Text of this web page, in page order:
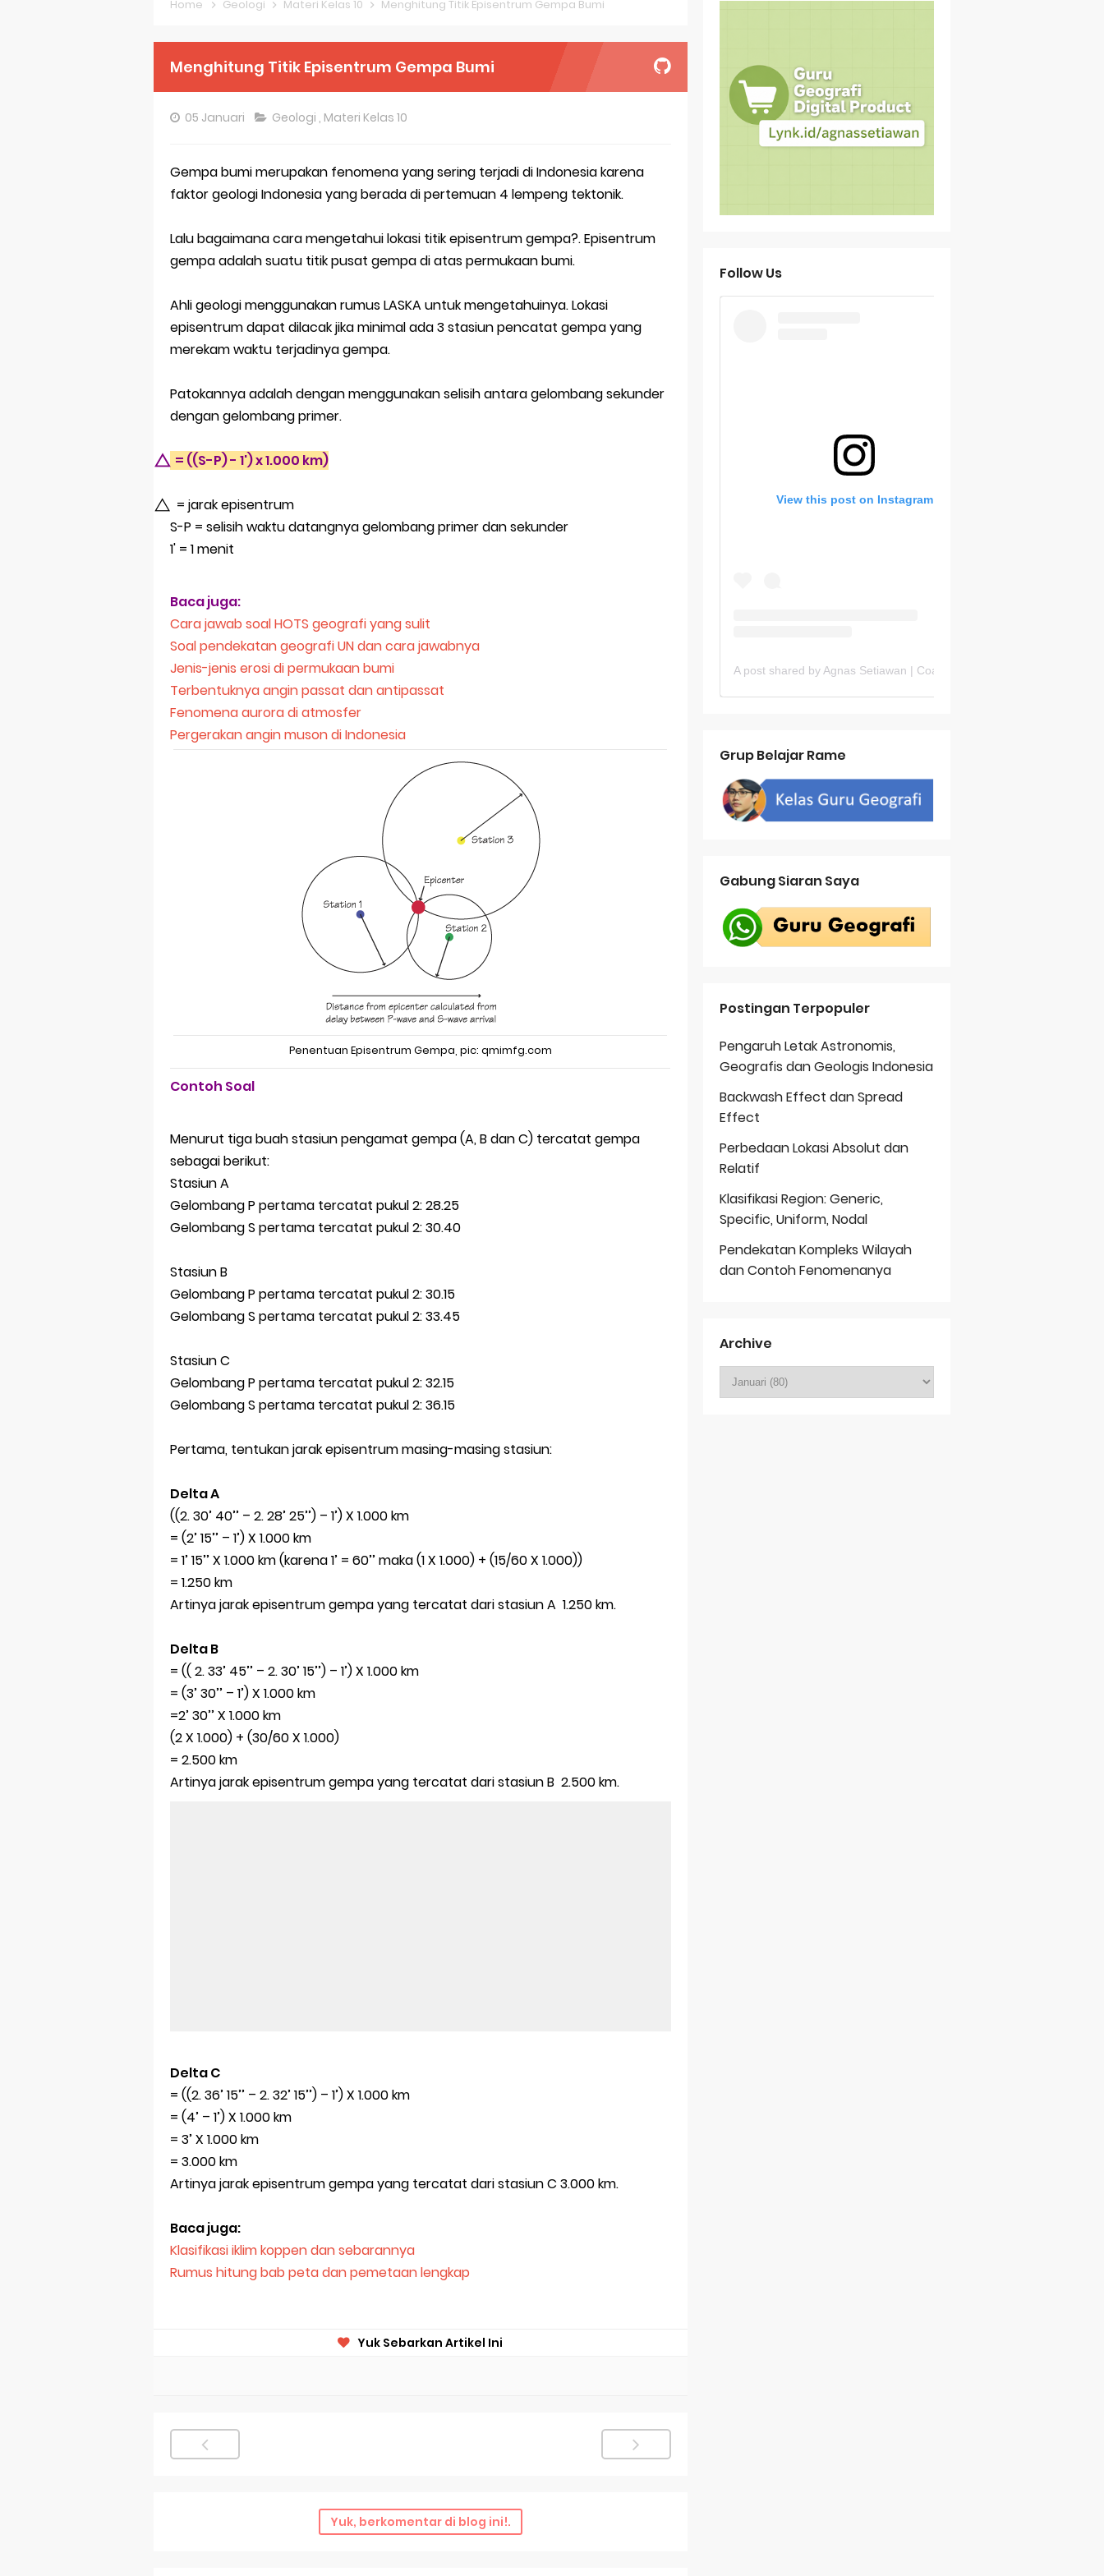
Pembahasan Soal OSN-K Geografi 2025 No 21-25
Pembahasan Soal OSN-K Geografi 2025 No 6-10
Pembahasan Soal OSN-K Geografi 2025 No 1-5
Bocoran 150 Bank Soal Dasar OSN Geografi 2026 Part 1 [Wajib Baca]
Bencana Banjir Bandang di Sumatra Salah Manusia
Gratis, Pre Test Online Calon Pejuang OSN Geografi 2026
50 Latihan Prediksi Soal TKA Sosiologi 2025 + Kunci
Latihan Soal TKA Geografi 2025 Topik Analisa Informasi Geospasial
STOP Belajar Geografi Pakai Cara Lama! 😤 TKA 2025 Beda Level. Kuasai 150 Bank Soal HOTS Sekarang!
3 Jurus Sakti Menaklukkan Soal TKA Geografi [Wajib Baca]
Home Geologi Materi Kelas 10 Menghitung Titik Episentrum Gempa Bumi
Menghitung Titik Episentrum Gempa Bumi
05 Januari Geologi , Materi Kelas 10
Gempa bumi merupakan fenomena yang sering terjadi di Indonesia karena
faktor geologi Indonesia yang berada di pertemuan 4 lempeng tektonik.
Lalu bagaimana cara mengetahui lokasi titik episentrum gempa?. Episentrum
gempa adalah suatu titik pusat gempa di atas permukaan bumi.
Ahli geologi menggunakan rumus LASKA untuk mengetahuinya. Lokasi
episentrum dapat dilacak jika minimal ada 3 stasiun pencatat gempa yang
merekam waktu terjadinya gempa.
Patokannya adalah dengan menggunakan selisih antara gelombang sekunder
dengan gelombang primer.
⃤ = ((S-P) - 1') x 1.000 km)
⃤ = jarak episentrum
S-P = selisih waktu datangnya gelombang primer dan sekunder
1' = 1 menit
Baca juga:
Cara jawab soal HOTS geografi yang sulit
Soal pendekatan geografi UN dan cara jawabnya
Jenis-jenis erosi di permukaan bumi
Terbentuknya angin passat dan antipassat
Fenomena aurora di atmosfer
Pergerakan angin muson di Indonesia
Penentuan Episentrum Gempa, pic: qmimfg.com
Contoh Soal
Menurut tiga buah stasiun pengamat gempa (A, B dan C) tercatat gempa
sebagai berikut:
Stasiun A
Gelombang P pertama tercatat pukul 2: 28.25
Gelombang S pertama tercatat pukul 2: 30.40
Stasiun B
Gelombang P pertama tercatat pukul 2: 30.15
Gelombang S pertama tercatat pukul 2: 33.45
Stasiun C
Gelombang P pertama tercatat pukul 2: 32.15
Gelombang S pertama tercatat pukul 2: 36.15
Pertama, tentukan jarak episentrum masing-masing stasiun:
Delta A
((2. 30’ 40’’ – 2. 28’ 25’’) – 1’) X 1.000 km
= (2’ 15’’ – 1’) X 1.000 km
= 1’ 15’’ X 1.000 km (karena 1’ = 60’’ maka (1 X 1.000) + (15/60 X 1.000))
= 1.250 km
Artinya jarak episentrum gempa yang tercatat dari stasiun A 1.250 km.
Delta B
= (( 2. 33’ 45’’ – 2. 30’ 15’’) – 1’) X 1.000 km
= (3’ 30’’ – 1’) X 1.000 km
=2’ 30’’ X 1.000 km
(2 X 1.000) + (30/60 X 1.000)
= 2.500 km
Artinya jarak episentrum gempa yang tercatat dari stasiun B 2.500 km.
Delta C
= ((2. 36’ 15’’ – 2. 32’ 15’’) – 1’) X 1.000 km
= (4’ – 1’) X 1.000 km
= 3’ X 1.000 km
= 3.000 km
Artinya jarak episentrum gempa yang tercatat dari stasiun C 3.000 km.
Baca juga:
Klasifikasi iklim koppen dan sebarannya
Rumus hitung bab peta dan pemetaan lengkap
Yuk Sebarkan Artikel Ini
Yuk, berkomentar di blog ini!.
Follow Us
View this post on Instagram
Grup Belajar Rame
Gabung Siaran Saya
Postingan Terpopuler
Pengaruh Letak Astronomis,
Geografis dan Geologis Indonesia
Backwash Effect dan Spread
Effect
Perbedaan Lokasi Absolut dan
Relatif
Klasifikasi Region: Generic,
Specific, Uniform, Nodal
Pendekatan Kompleks Wilayah
dan Contoh Fenomenanya
Archive